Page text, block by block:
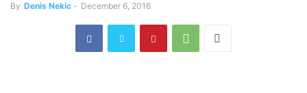
By Denis Nekic - December 6, 2016